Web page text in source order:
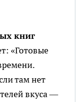
книг
«Готовые
там нет
вкуса —